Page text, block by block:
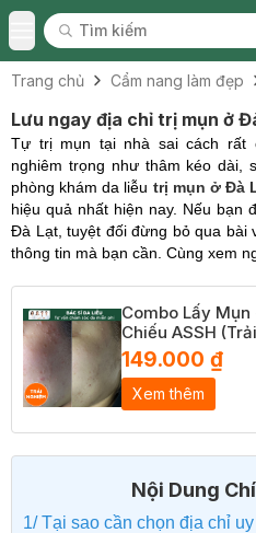
Toggle Menu
Tìm kiếm
Tìm kiếm
Trang chủ Cẩm nang làm đẹp
Lưu ngay địa chỉ trị mụn ở
Tự trị mụn tại nhà sai cách rất
nghiêm trọng như thâm kéo dài,
phòng khám da liễu trị mụn ở Đà
hiệu quả nhất hiện nay. Nếu bạn
Đà Lạt, tuyệt đối đừng bỏ qua bài
thông tin mà bạn cần. Cùng xem
Combo Lấy
Chiếu ASSH
149.000 ₫
Xem thêm
Nội Dung
1/ Tại sao cần chọn địa chỉ